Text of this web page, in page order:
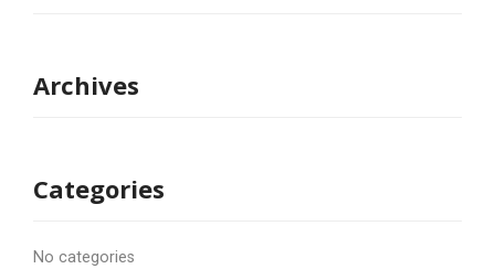
Archives
Categories
No categories